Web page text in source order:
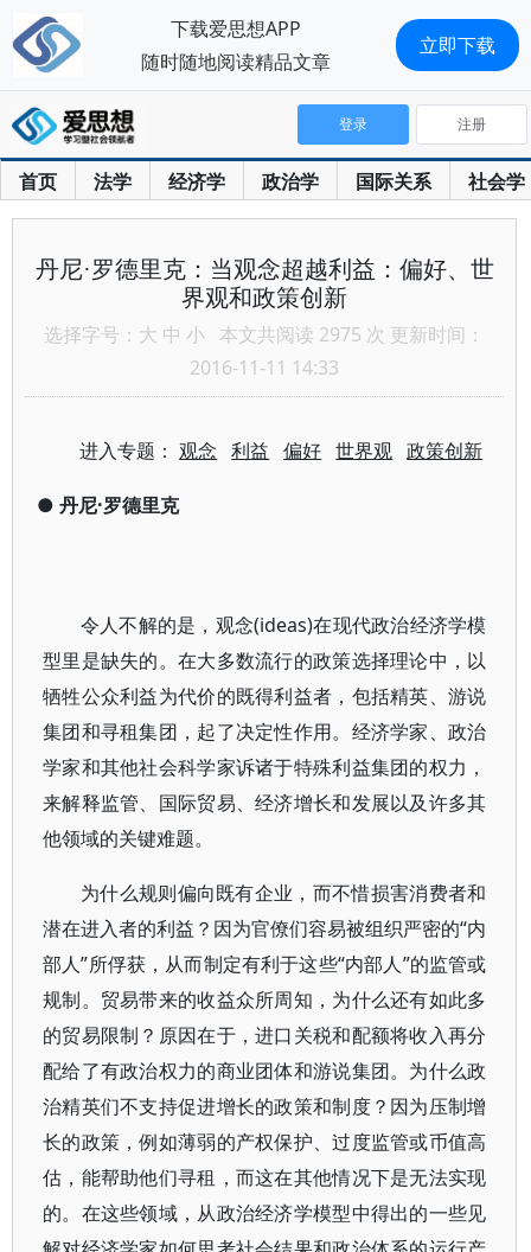
首页 法学 经济学 政治学 国际关系 社会学
登录 注册
丹尼·罗德里克：当观念超越利益：偏好、世
界观和政策创新
选择字号： 大 中 小 本文共阅读 2975 次 更新时间：
2016-11-11 14:33
进入专题：观念 利益 偏好 世界观 政策创新
● 丹尼·罗德里克
令人不解的是，观念(ideas)在现代政治经济学模
型里是缺失的。在大多数流行的政策选择理论中，以
牺牲公众利益为代价的既得利益者，包括精英、游说
集团和寻租集团，起了决定性作用。经济学家、政治
学家和其他社会科学家诉诸于特殊利益集团的权力，
来解释监管、国际贸易、经济增长和发展以及许多其
他领域的关键难题。
为什么规则偏向既有企业，而不惜损害消费者和
潜在进入者的利益？因为官僚们容易被组织严密的“内
部人”所俘获，从而制定有利于这些“内部人”的监管或
规制。贸易带来的收益众所周知，为什么还有如此多
的贸易限制？原因在于，进口关税和配额将收入再分
配给了有政治权力的商业团体和游说集团。为什么政
治精英们不支持促进增长的政策和制度？因为压制增
长的政策，例如薄弱的产权保护、过度监管或币值高
估，能帮助他们寻租，而这在其他情况下是无法实现
的。在这些领域，从政治经济学模型中得出的一些见
下载爱思想APP
随时随地阅读精品文章
立即下载